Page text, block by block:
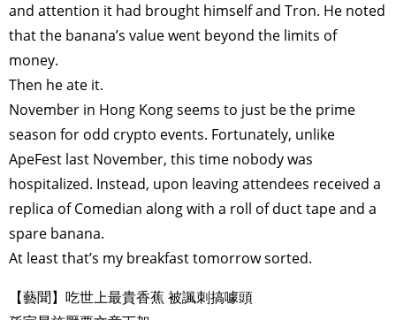
and attention it had brought himself and Tron. He noted
that the banana’s value went beyond the limits of
money.
Then he ate it.
November in Hong Kong seems to just be the prime
season for odd crypto events. Fortunately, unlike
ApeFest last November, this time nobody was
hospitalized. Instead, upon leaving attendees received a
replica of Comedian along with a roll of duct tape and a
spare banana.
At least that’s my breakfast tomorrow sorted.
【藝聞】吃世上最貴香蕉 被諷刺搞噱頭